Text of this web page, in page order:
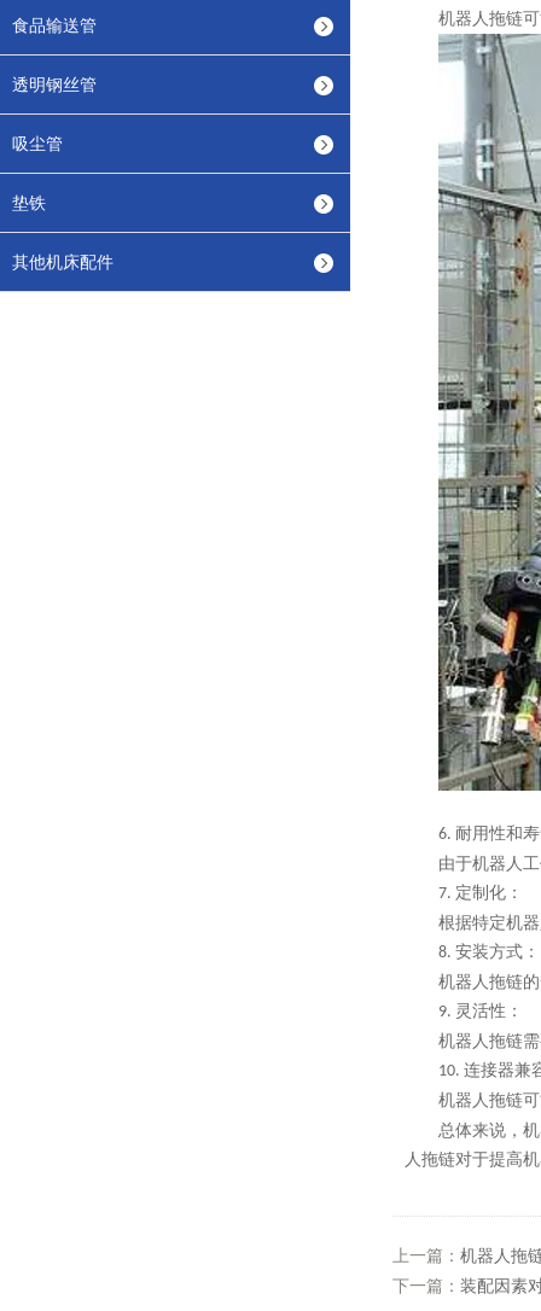
食品输送管
透明钢丝管
吸尘管
垫铁
其他机床配件
机器人拖链
6. 耐用性和
由于机器人
7. 定制化：
根据特定机
8. 安装方式：
机器人拖链
9. 灵活性：
机器人拖链
10. 连接器兼
机器人拖链
总体来说，
人拖链对于提高
上一篇： 机器人拖
下一篇： 装配因素